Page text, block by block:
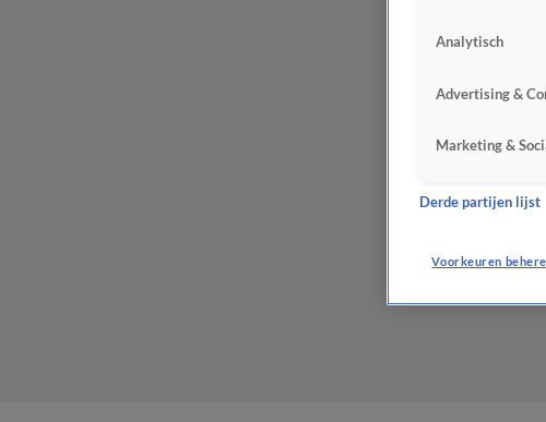
Analytisch
Advertising &
Marketing &
Derde partijen lijst
Voorkeuren